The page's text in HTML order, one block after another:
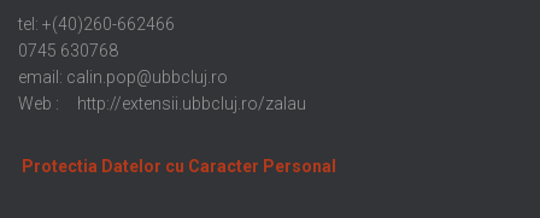
tel: +(40)260-662466
0745 630768
email: calin.pop@ubbcluj.ro
Web : http://extensii.ubbcluj.ro/zalau
Protectia Datelor cu Caracter Personal